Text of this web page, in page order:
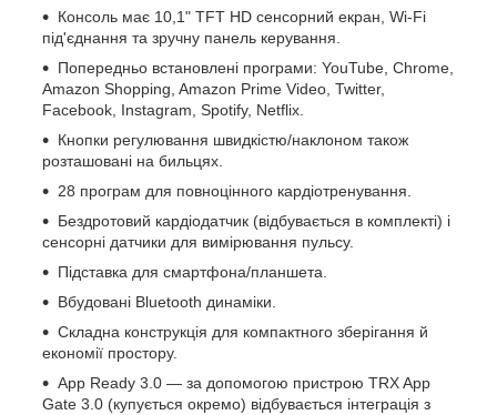
Консоль має 10,1" TFT HD сенсорний екран, Wi-Fi
під'єднання та зручну панель керування.
Попередньо встановлені програми: YouTube, Chrome,
Amazon Shopping, Amazon Prime Video, Twitter,
Facebook, Instagram, Spotify, Netflix.
Кнопки регулювання швидкістю/наклоном також
розташовані на бильцях.
28 програм для повноцінного кардіотренування.
Бездротовий кардіодатчик (відбувається в комплекті) і
сенсорні датчики для вимірювання пульсу.
Підставка для смартфона/планшета.
Вбудовані Bluetooth динаміки.
Складна конструкція для компактного зберігання й
економії простору.
App Ready 3.0 — за допомогою пристрою TRX App
Gate 3.0 (купується окремо) відбувається інтеграція з